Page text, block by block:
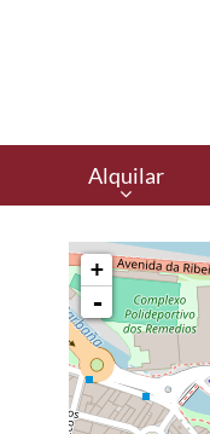
Alquilar
+
-